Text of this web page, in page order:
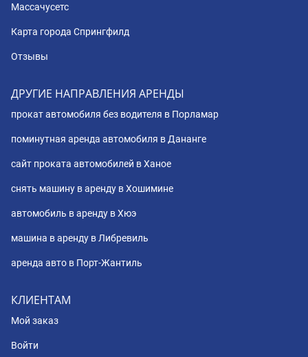
Массачусетс
Карта города Спрингфилд
Отзывы
ДРУГИЕ НАПРАВЛЕНИЯ АРЕНДЫ
прокат автомобиля без водителя в Порламар
поминутная аренда автомобиля в Дананге
сайт проката автомобилей в Ханое
снять машину в аренду в Хошимине
автомобиль в аренду в Хюэ
машина в аренду в Либревиль
аренда авто в Порт-Жантиль
КЛИЕНТАМ
Мой заказ
Войти